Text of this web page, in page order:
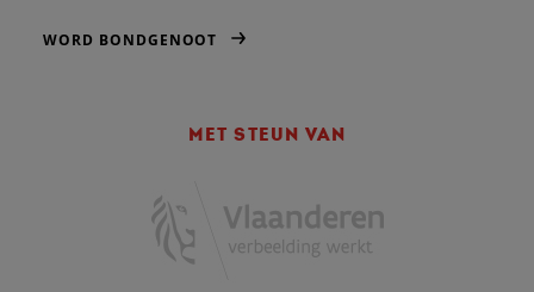
WORD BONDGENOOT
MET STEUN VAN